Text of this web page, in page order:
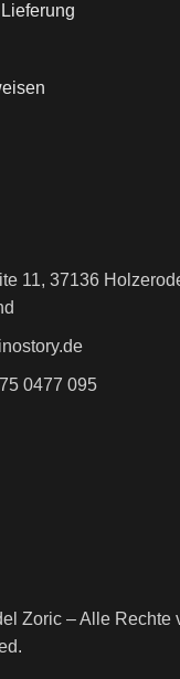
11, 37136
0477 095
Zoric – Alle Rechte